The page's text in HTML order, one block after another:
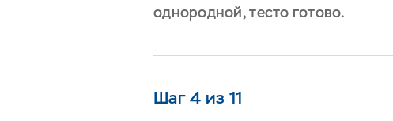
однородной, тесто готово.
Шаг 4 из 11